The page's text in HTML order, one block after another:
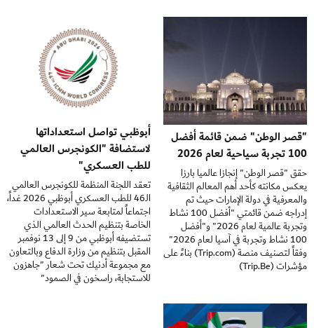
"قصر الوطن" ضمن قائمة أفضل
100 تجربة سياحية لعام 2026
حقق "قصر الوطن" إنجازا عالميا بارزا
يعكس مكانته كأحد أهم المعالم الثقافية
والمعرفية في دولة الإمارات حيث تم
إدراجه ضمن قائمتي "أفضل 100 نشاط
وتجربة عالمية لعام 2026" و"أفضل
100 نشاط وتجربة في آسيا لعام 2026"
وفقاً لتصنيف منصة (Trip.com) بناءً على
مؤشرات (Trip.Be)
أبوظبي تواصل استعداداتها
لاستضافة "الكونجرس العالمي
للطب العسكري"
تعقد اللجنة المنظمة للكونجرس العالمي
الـ46 للطب العسكري أبوظبي 2026 غداً،
اجتماعاً لمتابعة سير الاستعدادات
الخاصة بتنظيم الحدث العالمي الذي
تستضيفه أبوظبي من 9 إلى 13 نوفمبر
المقبل بتنظيم من وزارة الدفاع وبالتعاون
مع مجموعة أدنيك تحت شعار "جاهزون
للاستجابة، راسخون في الصمود"